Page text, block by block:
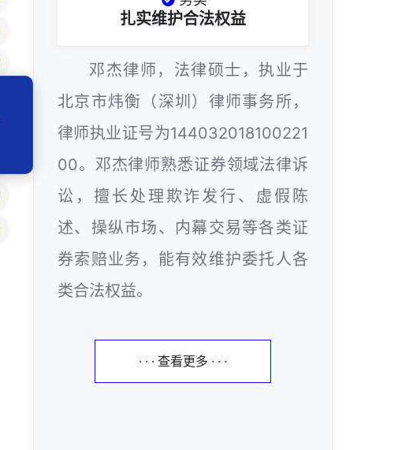
扎实维护合法权益
邓杰律师，法律硕士，执业于
北京市炜衡（深圳）律师事务所，
律师执业证号为144032018100221
00。邓杰律师熟悉证券领域法律诉
讼，擅长处理欺诈发行、虚假陈
述、操纵市场、内幕交易等各类证
券索赔业务，能有效维护委托人各
类合法权益。
· · · 查看更多 · · ·